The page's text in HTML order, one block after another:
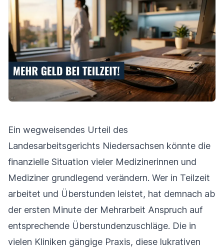
Ein wegweisendes Urteil des
Landesarbeitsgerichts Niedersachsen könnte die
finanzielle Situation vieler Medizinerinnen und
Mediziner grundlegend verändern. Wer in Teilzeit
arbeitet und Überstunden leistet, hat demnach ab
der ersten Minute der Mehrarbeit Anspruch auf
entsprechende Überstundenzuschläge. Die in
vielen Kliniken gängige Praxis, diese lukrativen